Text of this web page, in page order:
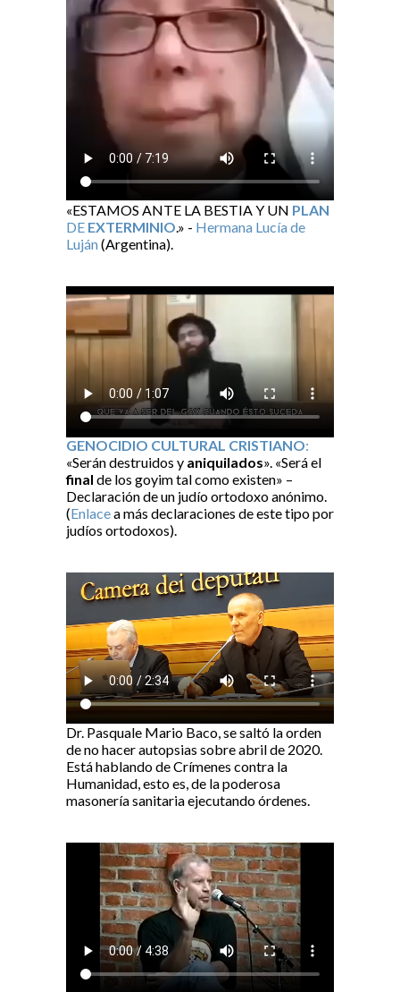
«ESTAMOS ANTE LA BESTIA Y UN PLAN
DE EXTERMINIO .» - Hermana Lucía de
Luján(Argentina).
GENOCIDIO CULTURAL CRISTIANO:
«Serán destruidos y aniquilados». «Será el
final de los goyim tal como existen» –
Declaración de un judío ortodoxo anónimo.
(Enlacea más declaraciones de este tipo por
judíos ortodoxos).
Dr. Pasquale Mario Baco, se saltó la orden
de no hacer autopsias sobre abril de 2020.
Está hablando de Crímenes contra la
Humanidad, esto es, de la poderosa
masonería sanitaria ejecutando órdenes.